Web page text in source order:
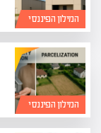
המילון הפיננסי
המילון הפיננסי